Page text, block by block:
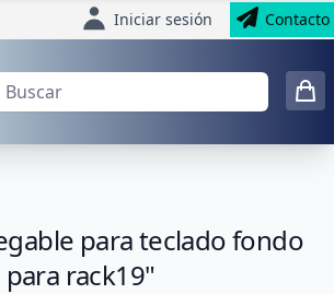
Iniciar sesión Contacto
para teclado fondo
rack19"